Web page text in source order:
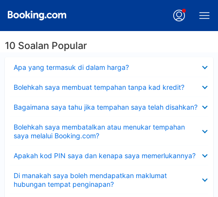
10 Soalan Popular
Apa yang termasuk di dalam harga?
Bolehkah saya membuat tempahan tanpa kad kredit?
Bagaimana saya tahu jika tempahan saya telah disahkan?
Bolehkah saya membatalkan atau menukar tempahan
saya melalui Booking.com?
Apakah kod PIN saya dan kenapa saya memerlukannya?
Di manakah saya boleh mendapatkan maklumat
hubungan tempat penginapan?